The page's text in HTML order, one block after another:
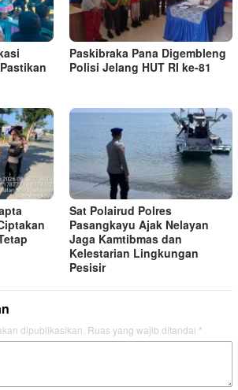
Paskibraka Pana Digembleng
Polisi Jelang HUT RI ke-81
Sat Polairud Polres
Pasangkayu Ajak Nelayan
Jaga Kamtibmas dan
Kelestarian Lingkungan
Pesisir
dipublikasikan. Ruas yang wajib ditandai *